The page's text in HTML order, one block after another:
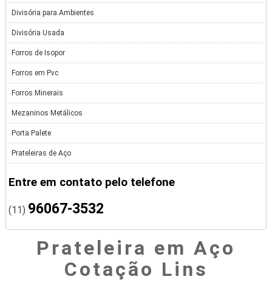
Divisória para Ambientes
Divisória Usada
Forros de Isopor
Forros em Pvc
Forros Minerais
Mezaninos Metálicos
Porta Palete
Prateleiras de Aço
Entre em contato pelo telefone
(11) 96067-3532
Prateleira em Aço
Cotação Lins